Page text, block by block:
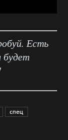
Есть
будет
спец